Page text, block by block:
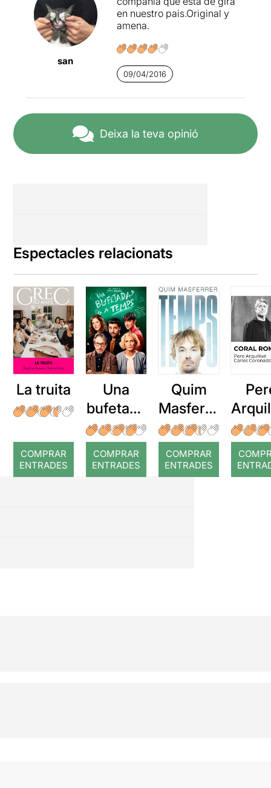
san
en nuestro pais.Original y
amena.
09/04/2016
Deixa la teva opinió
Espectacles relacionats
La truita
COMPRAR
ENTRADES
Una
bufetada
a temps
COMPRAR
ENTRADES
Quim
Masferre
r: Temps
COMPRAR
ENTRADES
: